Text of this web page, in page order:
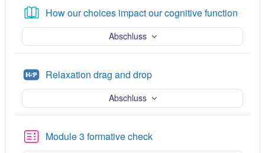
How our choices impact our cognitive function
Abschluss
Relaxation drag and dropH5P
Abschluss
Module 3 formative checkKwis